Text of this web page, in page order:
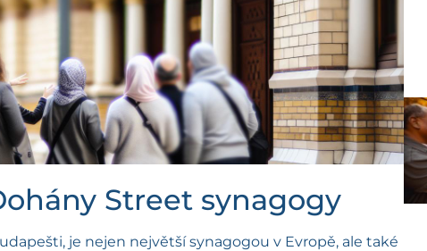
Street synagogy
je nejen největší synagogou v Evropě, ale také